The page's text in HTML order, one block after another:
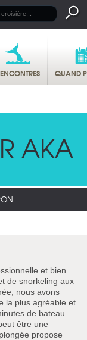
QUAND
AKA
et bien
de snorkeling aux
nous avons
la plus agréable et
de bateau.
être une
propose